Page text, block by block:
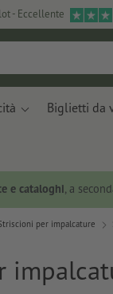
- Eccellente
Biglietti da
e cataloghi, a
per impalcature